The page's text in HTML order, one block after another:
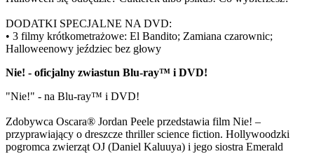
DODATKI SPECJALNE NA DVD:
• 3 filmy krótkometrażowe: El Bandito; Zamiana czarownic;
Halloweenowy jeździec bez głowy
Nie! - oficjalny zwiastun Blu-ray™ i DVD!
"Nie!" - na Blu-ray™ i DVD!
Zdobywca Oscara® Jordan Peele przedstawia film Nie! –
przyprawiający o dreszcze thriller science fiction. Hollywoodzki
pogromca zwierząt OJ (Daniel Kaluuya) i jego siostra Emerald